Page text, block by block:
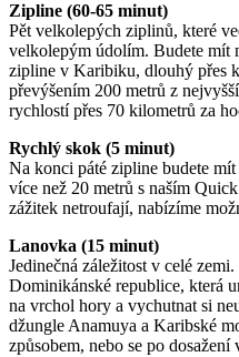
Zipline (60-65 minut)
Pět velkolepých ziplinů, které
velkolepým údolím. Budete mít
zipline v Karibiku, dlouhý přes
převýšením 200 metrů z
rychlostí přes 70 kilometrů za
Rychlý skok (5 minut)
Na konci páté zipline budete
více než 20 metrů s naším
zážitek netroufají, nabízíme
Lanovka (15 minut)
Jedinečná záležitost v celé
Dominikánské republice, která
na vrchol hory a vychutnat si
džungle Anamuya a Karibské
způsobem, nebo se po